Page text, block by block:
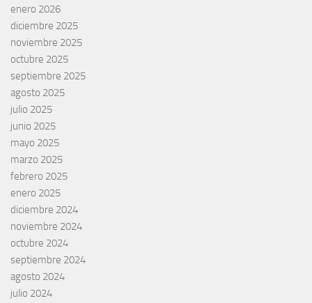
enero 2026
diciembre 2025
noviembre 2025
octubre 2025
septiembre 2025
agosto 2025
julio 2025
junio 2025
mayo 2025
marzo 2025
febrero 2025
enero 2025
diciembre 2024
noviembre 2024
octubre 2024
septiembre 2024
agosto 2024
julio 2024